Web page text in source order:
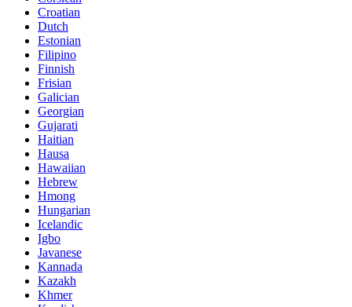
Croatian
Dutch
Estonian
Filipino
Finnish
Frisian
Galician
Georgian
Gujarati
Haitian
Hausa
Hawaiian
Hebrew
Hmong
Hungarian
Icelandic
Igbo
Javanese
Kannada
Kazakh
Khmer